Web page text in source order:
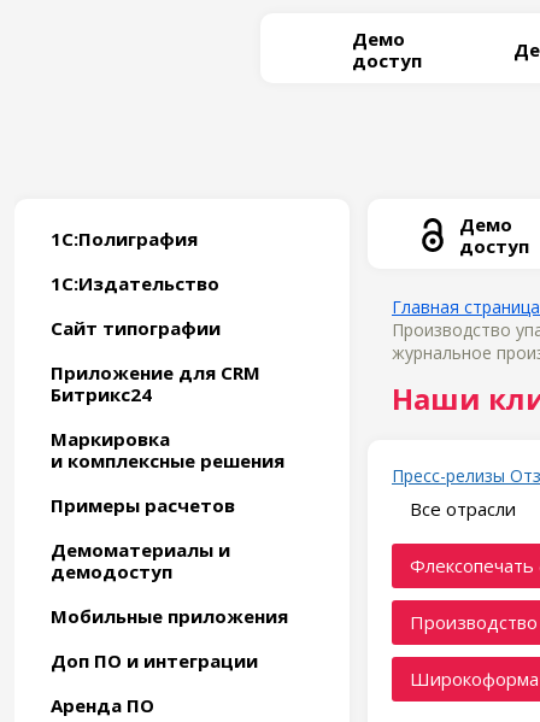
Демо
доступ
1С:Полиграфия
1С:Издательство
Сайт типографии
Приложение для CRM
Битрикс24
Маркировка
и комплексные решения
Примеры расчетов
Демоматериалы и
демодоступ
Мобильные приложения
Доп ПО и интеграции
Аренда ПО
Демо
доступ
Главная страница
Производство
журнальное
Наши
Пресс-релизы
Все отрасли
Флексопечать
Производство